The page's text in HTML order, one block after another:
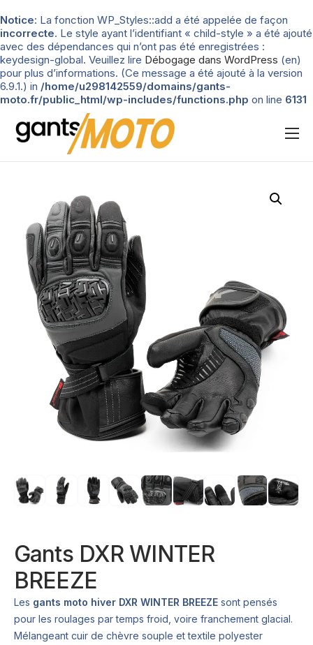
Notice: La fonction WP_Styles::add a été appelée de façon
incorrecte. Le style ayant l’identifiant « child-style » a été ajouté
avec des dépendances qui n’ont pas été enregistrées :
keydesign-global. Veuillez lire Débogage dans WordPress (en)
pour plus d’informations. (Ce message a été ajouté à la version
6.9.1.) in /home/u298142559/domains/gants-
moto.fr/public_html/wp-includes/functions.php on line 6131
Nos tests
Types de gants
Guide d’achat
Gants DXR WINTER
BREEZE
Les gants moto hiver DXR WINTER BREEZE sont pensés
pour les roulages par temps froid, voire franchement glacial.
Mélangeant cuir de chèvre souple et textile polyester